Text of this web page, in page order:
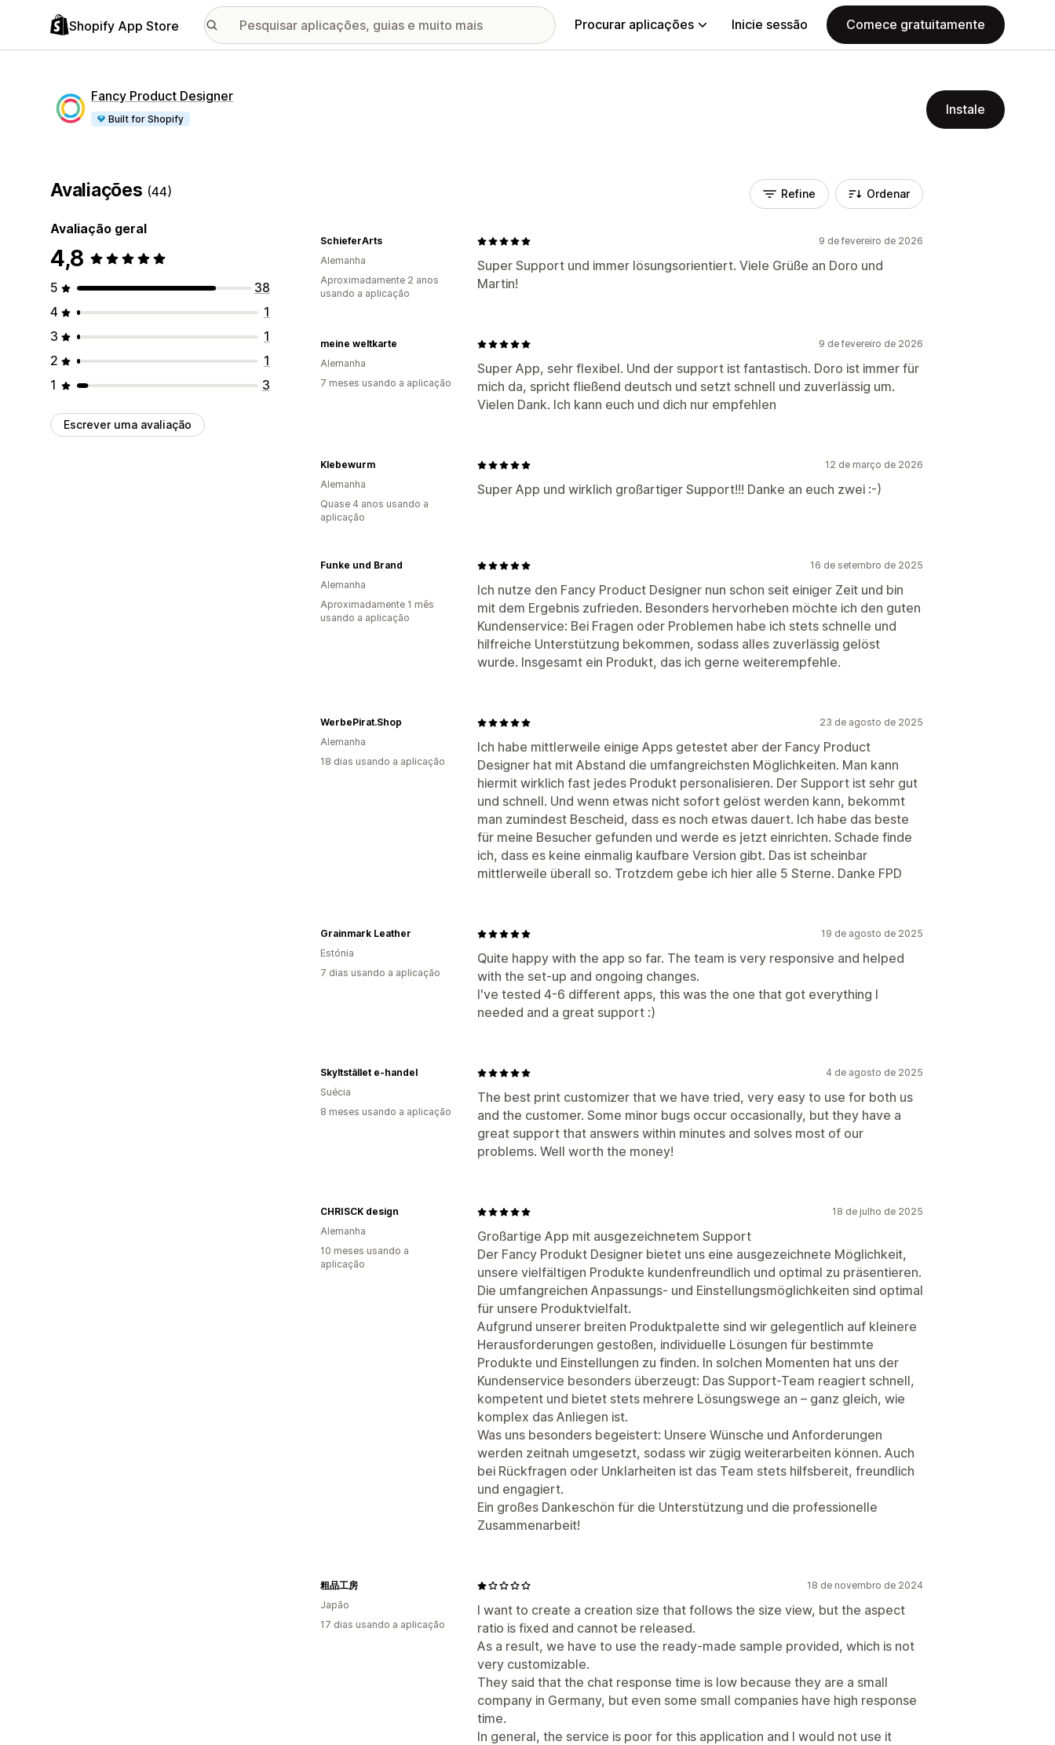
Shopify App Store Procurar aplicações Inicie sessão Comece gratuitamente
Fancy Product Designer
Built for Shopify
Instale
Avaliações (44)
Avaliação geral
4,8
5
38
4
1
3
1
2
1
1
3
Escrever uma avaliação
Refine Ordenar
9 de fevereiro de 2026
Super Support und immer lösungsorientiert. Viele Grüße an Doro und
Martin!
SchieferArts
Alemanha
Aproximadamente 2 anos
usando a aplicação
9 de fevereiro de 2026
Super App, sehr flexibel. Und der support ist fantastisch. Doro ist immer für
mich da, spricht fließend deutsch und setzt schnell und zuverlässig um.
Vielen Dank. Ich kann euch und dich nur empfehlen
meine weltkarte
Alemanha
7 meses usando a aplicação
12 de março de 2026
Super App und wirklich großartiger Support!!! Danke an euch zwei :-)
Klebewurm
Alemanha
Quase 4 anos usando a
aplicação
16 de setembro de 2025
Ich nutze den Fancy Product Designer nun schon seit einiger Zeit und bin
mit dem Ergebnis zufrieden. Besonders hervorheben möchte ich den guten
Kundenservice: Bei Fragen oder Problemen habe ich stets schnelle und
hilfreiche Unterstützung bekommen, sodass alles zuverlässig gelöst
wurde. Insgesamt ein Produkt, das ich gerne weiterempfehle.
Funke und Brand
Alemanha
Aproximadamente 1 mês
usando a aplicação
23 de agosto de 2025
Ich habe mittlerweile einige Apps getestet aber der Fancy Product
Designer hat mit Abstand die umfangreichsten Möglichkeiten. Man kann
hiermit wirklich fast jedes Produkt personalisieren. Der Support ist sehr gut
und schnell. Und wenn etwas nicht sofort gelöst werden kann, bekommt
man zumindest Bescheid, dass es noch etwas dauert. Ich habe das beste
für meine Besucher gefunden und werde es jetzt einrichten. Schade finde
ich, dass es keine einmalig kaufbare Version gibt. Das ist scheinbar
mittlerweile überall so. Trotzdem gebe ich hier alle 5 Sterne. Danke FPD
WerbePirat.Shop
Alemanha
18 dias usando a aplicação
19 de agosto de 2025
Quite happy with the app so far. The team is very responsive and helped
with the set-up and ongoing changes.
I've tested 4-6 different apps, this was the one that got everything I
needed and a great support :)
Grainmark Leather
Estónia
7 dias usando a aplicação
4 de agosto de 2025
The best print customizer that we have tried, very easy to use for both us
and the customer. Some minor bugs occur occasionally, but they have a
great support that answers within minutes and solves most of our
problems. Well worth the money!
Skyltstället e-handel
Suécia
8 meses usando a aplicação
18 de julho de 2025
Großartige App mit ausgezeichnetem Support
Der Fancy Produkt Designer bietet uns eine ausgezeichnete Möglichkeit,
unsere vielfältigen Produkte kundenfreundlich und optimal zu präsentieren.
Die umfangreichen Anpassungs- und Einstellungsmöglichkeiten sind optimal
für unsere Produktvielfalt.
Aufgrund unserer breiten Produktpalette sind wir gelegentlich auf kleinere
Herausforderungen gestoßen, individuelle Lösungen für bestimmte
Produkte und Einstellungen zu finden. In solchen Momenten hat uns der
Kundenservice besonders überzeugt: Das Support-Team reagiert schnell,
kompetent und bietet stets mehrere Lösungswege an – ganz gleich, wie
komplex das Anliegen ist.
Was uns besonders begeistert: Unsere Wünsche und Anforderungen
werden zeitnah umgesetzt, sodass wir zügig weiterarbeiten können. Auch
bei Rückfragen oder Unklarheiten ist das Team stets hilfsbereit, freundlich
und engagiert.
Ein großes Dankeschön für die Unterstützung und die professionelle
Zusammenarbeit!
CHRISCK design
Alemanha
10 meses usando a
aplicação
18 de novembro de 2024
I want to create a creation size that follows the size view, but the aspect
ratio is fixed and cannot be released.
As a result, we have to use the ready-made sample provided, which is not
very customizable.
They said that the chat response time is low because they are a small
company in Germany, but even some small companies have high response
time.
In general, the service is poor for this application and I would not use it
粗品工房
Japão
17 dias usando a aplicação